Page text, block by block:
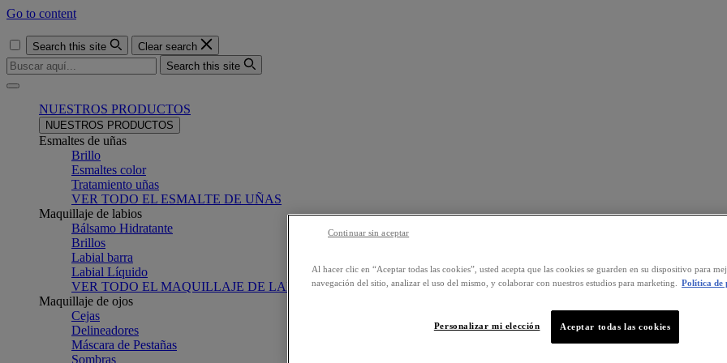
Go to content
Search this site
Clear search
Search this site
Menu
NUESTROS PRODUCTOS
NUESTROS PRODUCTOS
Esmaltes de uñas
Brillo
Esmaltes color
Tratamiento uñas
VER TODO EL ESMALTE DE UÑAS
Maquillaje de labios
Bálsamo Hidratante
Brillos
Labial barra
Labial Líquido
VER TODO EL MAQUILLAJE DE LABIOS
Maquillaje de ojos
Cejas
Delineadores
Máscara de Pestañas
Sombras
Al hacer clic en “Aceptar todas las cookies”, usted acepta que las cookies se guarden en su dispositivo para
navegación del sitio, analizar el uso del mismo, y colaborar con nuestros estudios para marketing.
Política de
Aceptar todas las cookies
Personalizar mi elección
Continuar sin aceptar